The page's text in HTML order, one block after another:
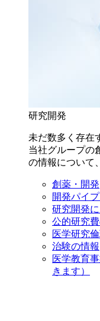
研究開発
未だ数多く存在
当社グループの
の情報について
創薬・開発
開発パイ
研究開発
公的研究
医学研究
治験の情報
医学教育
きます）